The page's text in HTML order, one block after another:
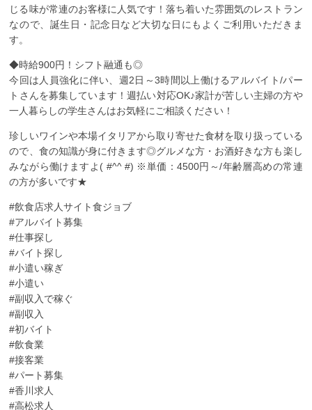
じる味が常連のお客様に人気です！落ち着いた雰囲気のレストラン
なので、誕生日・記念日など大切な日にもよくご利用いただきま
す。
◆時給900円！シフト融通も◎
今回は人員強化に伴い、週2日～3時間以上働けるアルバイト/パー
トさんを募集しています！週払い対応OK♪家計が苦しい主婦の方や
一人暮らしの学生さんはお気軽にご相談ください！
珍しいワインや本場イタリアから取り寄せた食材を取り扱っている
ので、食の知識が身に付きます◎グルメな方・お酒好きな方も楽し
みながら働けますよ( #^^ #) ※単価：4500円～/年齢層高めの常連
の方が多いです★
#飲食店求人サイト食ジョブ
#アルバイト募集
#仕事探し
#バイト探し
#小遣い稼ぎ
#小遣い
#副収入で稼ぐ
#副収入
#初バイト
#飲食業
#接客業
#パート募集
#香川求人
#高松求人